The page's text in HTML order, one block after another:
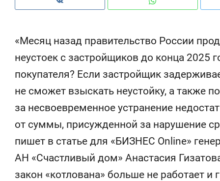
«Месяц назад правительство России
неустоек с застройщиков до конца 2025
покупателя? Если застройщик
не сможет взыскать неустойку, а также
за несвоевременное устранение
от суммы, присужденной за нарушение
пишет в статье для «БИЗНЕС Online»
АН «Счастливый дом» Анастасия
закон «котлована» больше не работает и
Рекомендуем
150 камер до квартиры и Face
ID вместо ключа: какой будет
безопасность в ЖК «Нова»
Рекомендуем
Опыт
с